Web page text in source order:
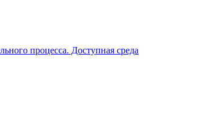
процесса. Доступная среда